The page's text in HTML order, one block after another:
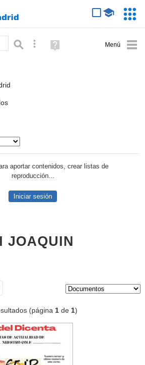
Búsqueda avanzada
Ayuda
(en
aportar contenidos, crear listas de
reproducción...
Iniciar sesión
JOAQUIN
(página1 de1)